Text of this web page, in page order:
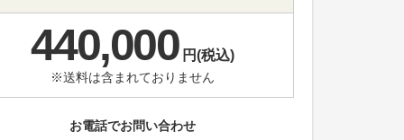
440,000円(税込)
※送料は含まれておりません
お電話でお問い合わせ